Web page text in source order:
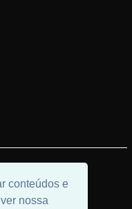
conteúdos e
nossa